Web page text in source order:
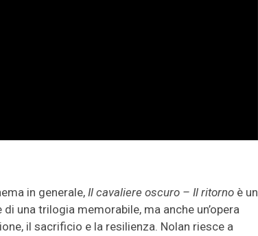
in generale, Il cavaliere oscuro – Il ritorno è un
una trilogia memorabile, ma anche un’opera
il sacrificio e la resilienza. Nolan riesce a